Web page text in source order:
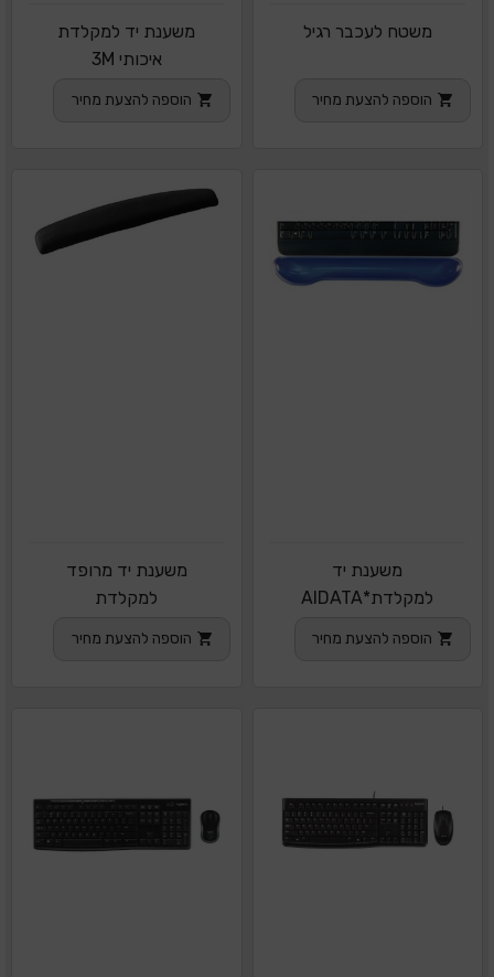
משטח לעכבר רגיל
הוספה להצעת מחיר
משענת יד למקלדת
איכותי 3M
הוספה להצעת מחיר
משענת יד
למקלדת*AIDATA
הוספה להצעת מחיר
משענת יד מרופד
למקלדת
הוספה להצעת מחיר